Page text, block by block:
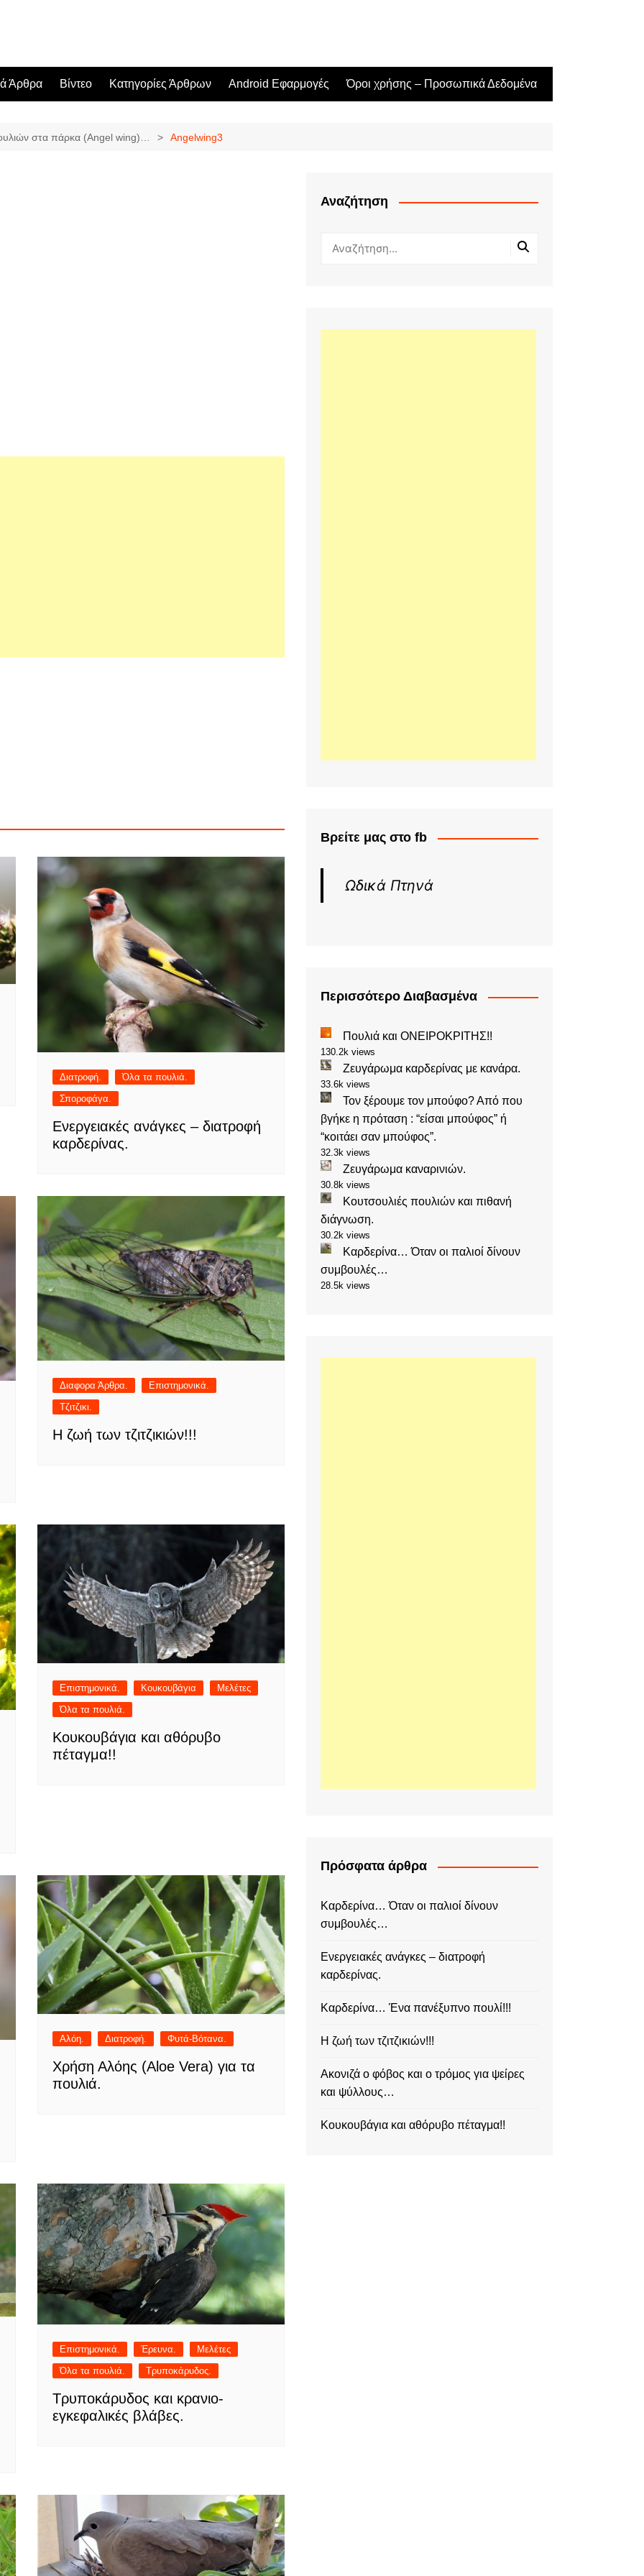
Άρθρα Βίντεο Κατηγορίες Άρθρων Android Εφαρμογές Όροι χρήσης – Προσωπικά Δεδομένα
στα πάρκα (Angel wing)… Angelwing3
Διατροφή.
Όλα τα πουλιά.
Σποροφάγα.
Ενεργειακές ανάγκες – διατροφή
καρδερίνας.
Διαφορα Άρθρα.
Επιστημονικά.
Τζιτζικι.
Η ζωή των τζιτζικιών!!!
Επιστημονικά. Κουκουβάγια
Μελέτες
Όλα τα πουλιά.
Κουκουβάγια και αθόρυβο
πέταγμα!!
Αλόη. Διατροφή. Φυτά-Βότανα.
Χρήση Αλόης (Aloe Vera) για τα
πουλιά.
Επιστημονικά. Έρευνα.
Μελέτες
Όλα τα πουλιά.
Τρυποκάρυδος.
Τρυποκάρυδος και κρανιο-
εγκεφαλικές βλάβες.
Αναζήτηση
Βρείτε μας στο fb
Ωδικά Πτηνά
Περισσότερο Διαβασμένα
Πουλιά και ΟΝΕΙΡΟΚΡΙΤΗΣ!!
130.2k views
Ζευγάρωμα καρδερίνας με κανάρα.
33.6k views
Τον ξέρουμε τον μπούφο? Από που
βγήκε η πρόταση : “είσαι μπούφος” ή
“κοιτάει σαν μπούφος”.
32.3k views
Ζευγάρωμα καναρινιών.
30.8k views
Κουτσουλιές πουλιών και πιθανή
διάγνωση.
30.2k views
Καρδερίνα… Όταν οι παλιοί δίνουν
συμβουλές…
28.5k views
Πρόσφατα άρθρα
Καρδερίνα… Όταν οι παλιοί δίνουν
συμβουλές…
Ενεργειακές ανάγκες – διατροφή
καρδερίνας.
Καρδερίνα… Ένα πανέξυπνο πουλί!!!
Η ζωή των τζιτζικιών!!!
Ακονιζά ο φόβος και ο τρόμος για ψείρες
και ψύλλους…
Κουκουβάγια και αθόρυβο πέταγμα!!